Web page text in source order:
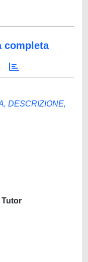
completa
DESCRIZIONE,
Tutor